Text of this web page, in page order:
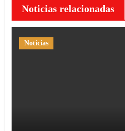
Noticias relacionadas
Noticias